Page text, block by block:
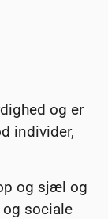
og er
individer,
og sjæl og
sociale